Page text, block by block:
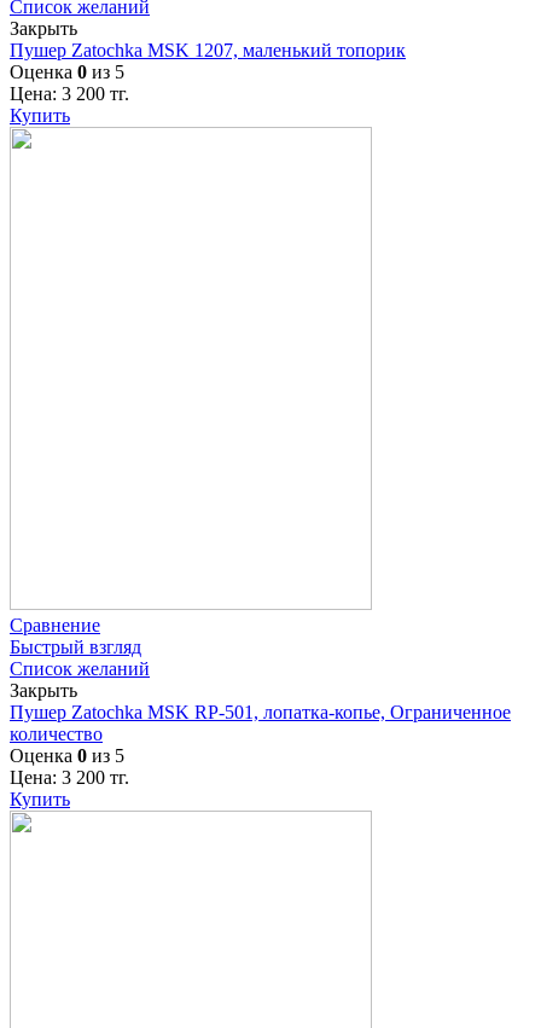
Список желаний
Закрыть
Пушер Zatochka MSK 1207, маленький топорик
Оценка 0 из 5
Цена: 3 200 тг.
Купить
Сравнение
Быстрый взгляд
Список желаний
Закрыть
Пушер Zatochka MSK RP-501, лопатка-копье, Ограниченное
количество
Оценка 0 из 5
Цена: 3 200 тг.
Купить